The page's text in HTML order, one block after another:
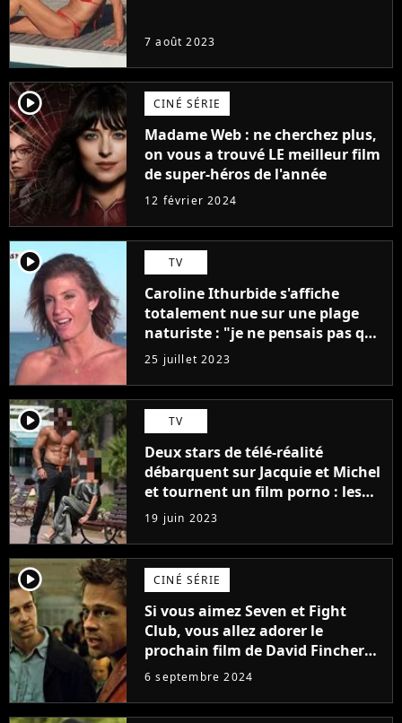
7 août 2023
player2 CINÉ SÉRIE
Madame Web : ne cherchez plus,
on vous a trouvé LE meilleur film
de super-héros de l'année
12 février 2024
player2 TV
Caroline Ithurbide s'affiche
totalement nue sur une plage
naturiste : "je ne pensais pas que
j'arriverais à le faire..."
25 juillet 2023
player2 TV
Deux stars de télé-réalité
débarquent sur Jacquie et Michel
et tournent un film porno : les
premières images du tournage
(exclu)
19 juin 2023
player2 CINÉ SÉRIE
Si vous aimez Seven et Fight
Club, vous allez adorer le
prochain film de David Fincher
avec lequel il se réinvente
complètement
6 septembre 2024